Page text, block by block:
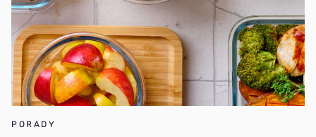
PORADY